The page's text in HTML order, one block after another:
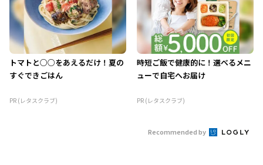
トマトと○○をあえるだけ！夏の
すぐできごはん
PR (レタスクラブ)
時短ご飯で健康的に！選べるメニ
ューで自宅へお届け
PR (レタスクラブ)
Recommended by